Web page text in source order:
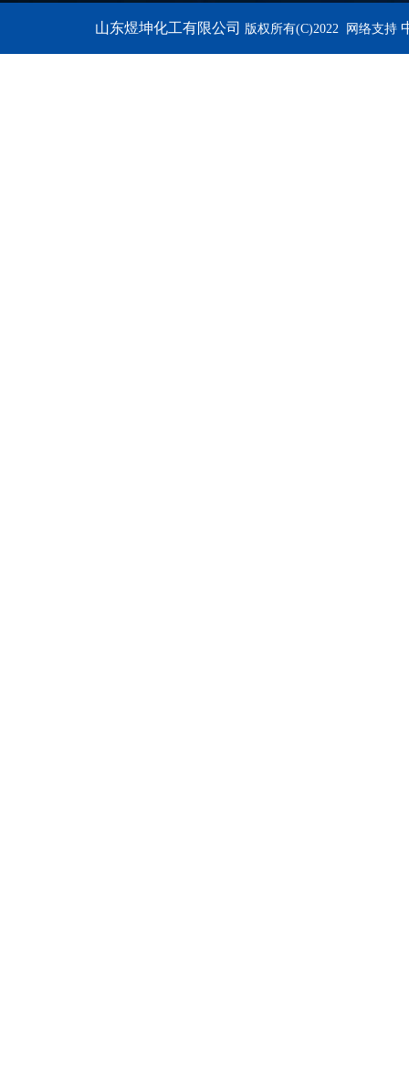
山东煜坤化工有限公司 版权所有(C)2022 网络支持